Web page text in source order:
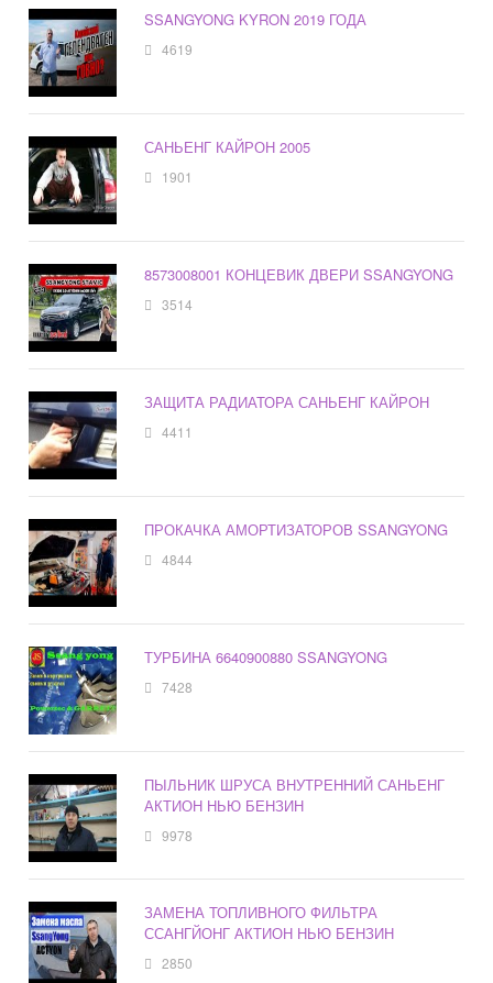
SSANGYONG KYRON 2019 ГОДА
4619
САНЬЕНГ КАЙРОН 2005
1901
8573008001 КОНЦЕВИК ДВЕРИ SSANGYONG
3514
ЗАЩИТА РАДИАТОРА САНЬЕНГ КАЙРОН
4411
ПРОКАЧКА АМОРТИЗАТОРОВ SSANGYONG
4844
ТУРБИНА 6640900880 SSANGYONG
7428
ПЫЛЬНИК ШРУСА ВНУТРЕННИЙ САНЬЕНГ
АКТИОН НЬЮ БЕНЗИН
9978
ЗАМЕНА ТОПЛИВНОГО ФИЛЬТРА
ССАНГЙОНГ АКТИОН НЬЮ БЕНЗИН
2850